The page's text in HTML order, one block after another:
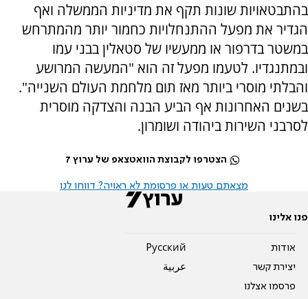
בהתבטאויות שונות תקף את מדיניות הממשלה ואף
הגדיר את מפעל ההתנחלויות כחמור יותר מהמתרחש
במשטר בדרפור או ממעשיו של סטאלין בבני עמו
ובמתנגדיו. לטעמו מפעל זה הוא "המעשה המרושע
והבלתי מוסרי ביותר מאז תום מלחמת העולם השנייה".
בשנים האחרונות אף הביע הבנה והצדקה מוסרית
לסרבני השירות ביהודה ושומרון.
הצטרפו לקבוצת הוואטצאפ של ערוץ 7
מצאתם טעות או פרסומת לא ראויה? דווחו לנו
פנו אלינו
אודות
יצירת קשר
פרסמו אצלנו
Pусский
عربية